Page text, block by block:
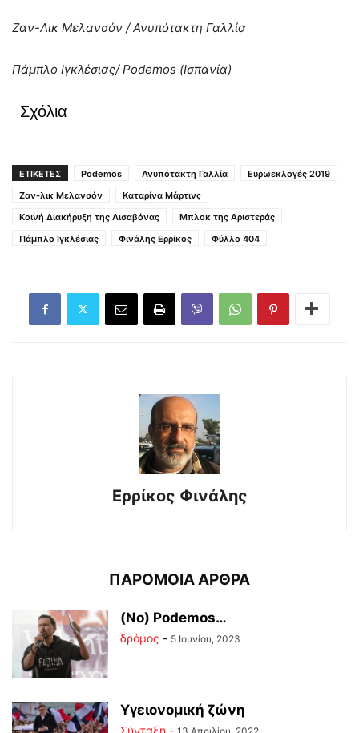
Ζαν-Λικ Μελανσόν / Ανυπότακτη Γαλλία
Πάμπλο Ιγκλέσιας/Podemos (Ισπανία)
Σχόλια
ΕΤΙΚΕΤΕΣ Podemos Ανυπότακτη Γαλλία
Ευρωεκλογές 2019
Ζαν-λικ Μελανσόν
Καταρίνα Μάρτινς
Κοινή Διακήρυξη της Λισαβόνας
Μπλοκ της Αριστεράς
Πάμπλο Ιγκλέσιας
Φινάλης Ερρίκος Φύλλο 404
Ερρίκος Φινάλης
ΠΑΡΟΜΟΙΑ ΑΡΘΡΑ
(No) Podemos…
δρόμος - 5 Ιουνίου, 2023
Υγειονομική ζώνη
Σύνταξη -